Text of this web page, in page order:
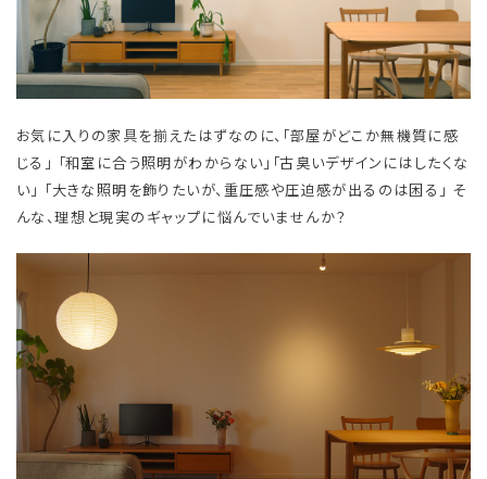
お気に入りの家具を揃えたはずなのに、「部屋がどこか無機質に感
じる」 「和室に合う照明がわからない」「古臭いデザインにはしたくな
い」 「大きな照明を飾りたいが、重圧感や圧迫感が出るのは困る」 そ
んな、理想と現実のギャップに悩んでいませんか？